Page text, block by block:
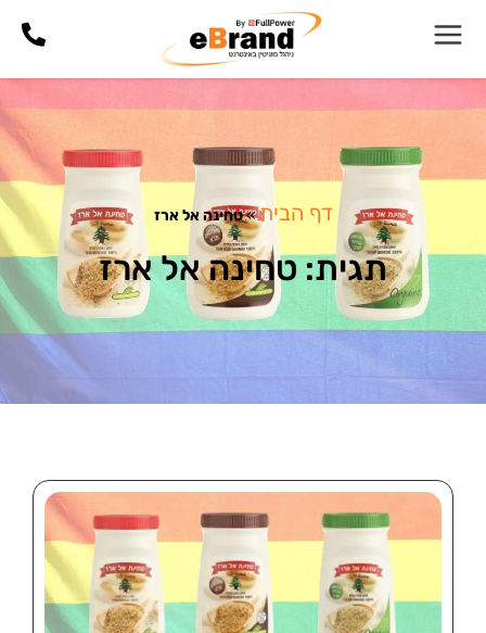
דף הבית»טחינה אל ארז
תגית: טחינה אל ארז